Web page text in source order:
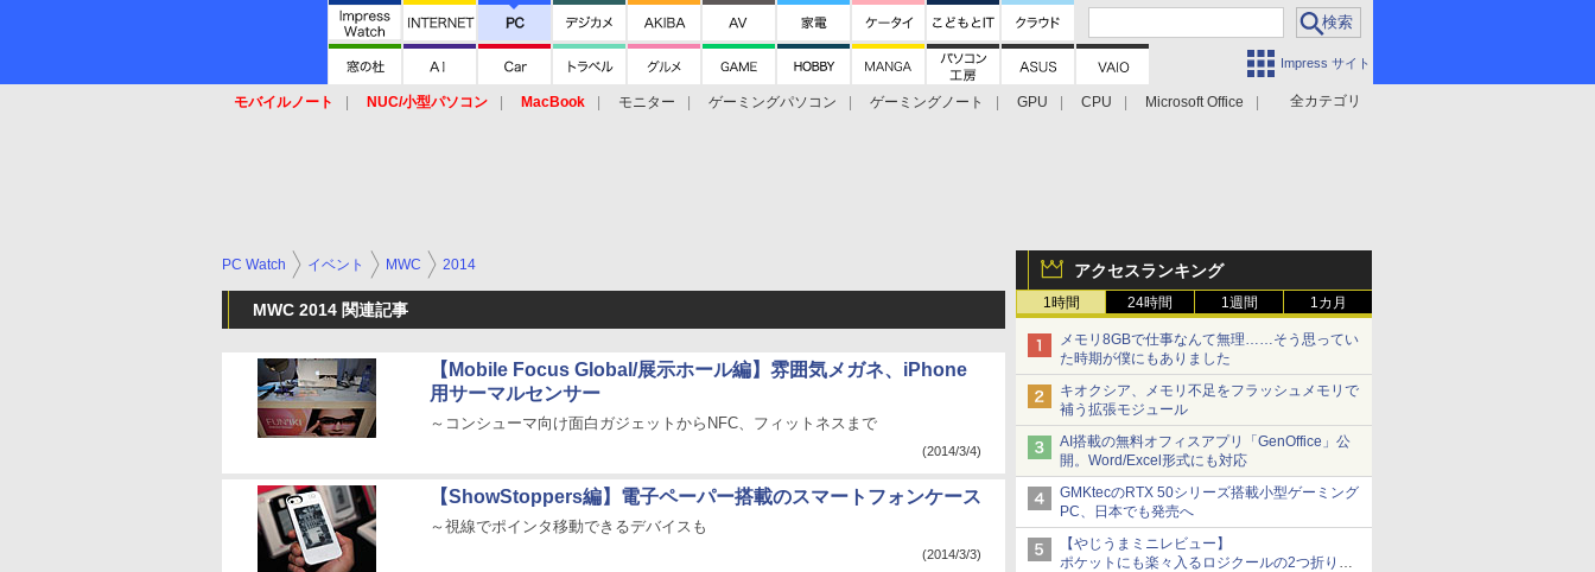
Impress サイト
全カテゴリ
モバイルノート NUC/小型パソコン MacBook モニター ゲーミングパソコン ゲーミングノート GPU CPU
Microsoft Office
アクセスランキング
1時間 24時間 1週間 1カ月
メモリ8GBで仕事なんて無理……そう思ってい
た時期が僕にもありました
キオクシア、メモリ不足をフラッシュメモリで
補う拡張モジュール
AI搭載の無料オフィスアプリ「GenOffice」公
開。Word/Excel形式にも対応
GMKtecのRTX 50シリーズ搭載小型ゲーミング
PC、日本でも発売へ
【やじうまミニレビュー】
ポケットにも楽々入るロジクールの2つ折りマ
PC Watch イベント MWC 2014
MWC 2014 関連記事
【Mobile Focus Global/展示ホール編】雰囲気メガネ、iPhone
用サーマルセンサー
～コンシューマ向け面白ガジェットからNFC、フィットネスまで
(2014/3/4)
【ShowStoppers編】電子ペーパー搭載のスマートフォンケース
～視線でポインタ移動できるデバイスも
(2014/3/3)